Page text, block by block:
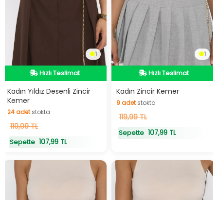
1
Hızlı Teslimat
Hızlı Teslimat
Kadın Yıldız Desenli Zincir
Kemer
24adetstokta
24adetstokta
119,99 TL
Sepette 107,99 TL
1
Hızlı Teslimat
Hızlı Teslimat
Kadın Zincir Kemer
9adetstokta
9adetstokta
119,99 TL
Sepette 107,99 TL